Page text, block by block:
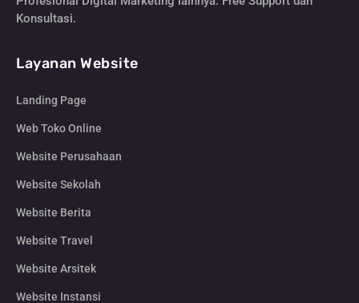
Konsultasi.
Layanan Website
Landing Page
Web Toko Online
Website Perusahaan
Website Sekolah
Website Berita
Website Travel
Website Arsitek
Website Instansi